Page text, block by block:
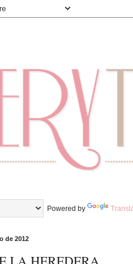
Powered by
de 2012
LA HEREDERA